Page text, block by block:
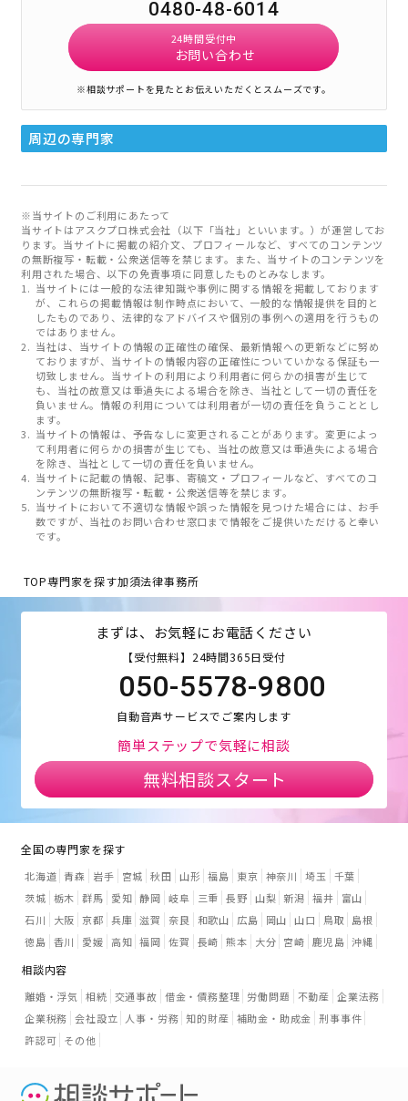
0480-48-6014
24時間受付中
お問い合わせ
※相談サポートを見たとお伝えいただくとスムーズです。
周辺の専門家
※当サイトのご利用にあたって
当サイトはアスクプロ株式会社（以下「当社」といいます。）が運営してお
ります。当サイトに掲載の紹介文、プロフィールなど、すべてのコンテンツ
の無断複写・転載・公衆送信等を禁じます。また、当サイトのコンテンツを
利用された場合、以下の免責事項に同意したものとみなします。
当サイトには一般的な法律知識や事例に関する情報を掲載しております
が、これらの掲載情報は制作時点において、一般的な情報提供を目的と
したものであり、法律的なアドバイスや個別の事例への適用を行うもの
ではありません。
当社は、当サイトの情報の正確性の確保、最新情報への更新などに努め
ておりますが、当サイトの情報内容の正確性についていかなる保証も一
切致しません。当サイトの利用により利用者に何らかの損害が生じて
も、当社の故意又は重過失による場合を除き、当社として一切の責任を
負いません。情報の利用については利用者が一切の責任を負うこととし
ます。
当サイトの情報は、予告なしに変更されることがあります。変更によっ
て利用者に何らかの損害が生じても、当社の故意又は重過失による場合
を除き、当社として一切の責任を負いません。
当サイトに記載の情報、記事、寄稿文・プロフィールなど、すべてのコ
ンテンツの無断複写・転載・公衆送信等を禁じます。
当サイトにおいて不適切な情報や誤った情報を見つけた場合には、お手
数ですが、当社のお問い合わせ窓口まで情報をご提供いただけると幸い
です。
TOP専門家を探す加須法律事務所
まずは、お気軽にお電話ください
【受付無料】24時間365日受付
050-5578-9800
自動音声サービスでご案内します
簡単ステップで気軽に相談
無料相談スタート
全国の専門家を探す
北海道 青森 岩手 宮城 秋田 山形 福島 東京 神奈川 埼玉
千葉
茨城 栃木 群馬 愛知 静岡 岐阜 三重 長野 山梨 新潟 福井
富山
石川
大阪 京都 兵庫 滋賀 奈良 和歌山 広島 岡山 山口 鳥取
島根
徳島 香川 愛媛 高知 福岡 佐賀 長崎 熊本 大分 宮崎 鹿児島 沖縄
相談内容
離婚・浮気 相続 交通事故 借金・債務整理 労働問題 不動産 企業法務
企業税務 会社設立 人事・労務 知的財産 補助金・助成金 刑事事件
許認可 その他